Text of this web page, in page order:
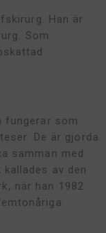
Han är
Som
fungerar som
De är gjorda
samman med
av den
när han 1982